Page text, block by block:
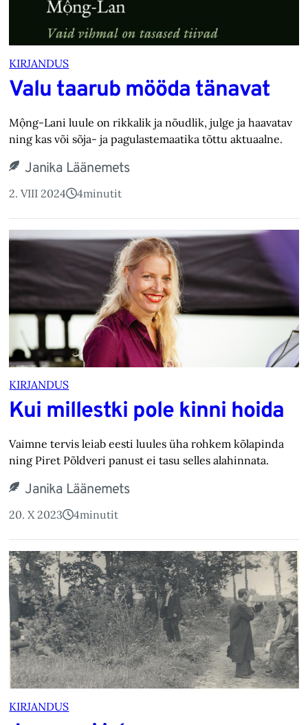
KIRJANDUS
Valu taarub mööda tänavat
Mộng-Lani luule on rikkalik ja nõudlik, julge ja haavatav
ning kas või sõja- ja pagulastemaatika tõttu aktuaalne.
Janika Läänemets
2. VIII 2024 4minutit
KIRJANDUS
Kui millestki pole kinni hoida
Vaimne tervis leiab eesti luules üha rohkem kõlapinda
ning Piret Põldveri panust ei tasu selles alahinnata.
Janika Läänemets
20. X 2023 4minutit
KIRJANDUS